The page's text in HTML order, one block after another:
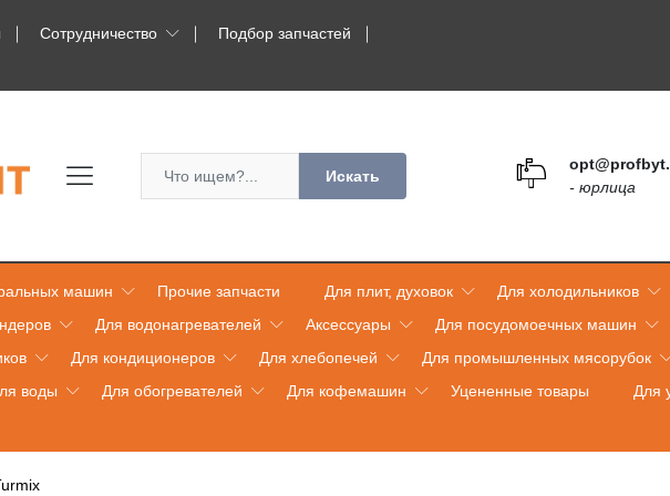
Сотрудничество
Подбор запчастей
Искать
- юрлица
машин Прочие запчасти Для плит, духовок Для холодильников
Для водонагревателей Аксессуары Для посудомоечных машин
Для кондиционеров Для хлебопечей Для промышленных мясорубок
воды Для обогревателей Для кофемашин Уцененные товары Для